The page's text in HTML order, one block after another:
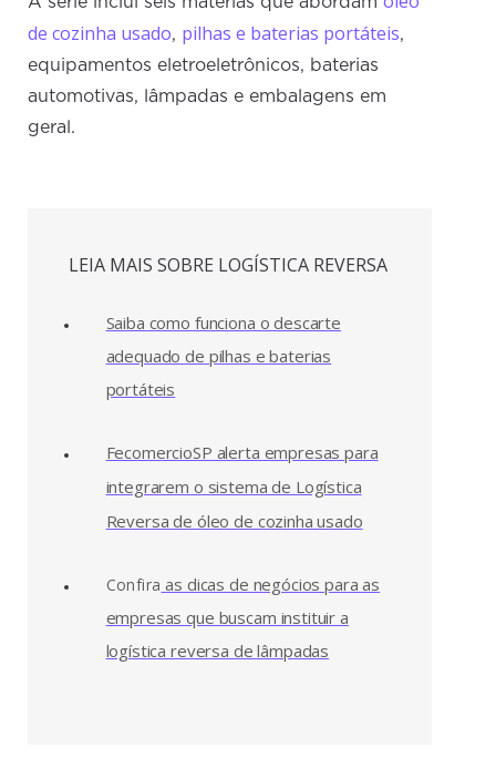
de cozinha usado, pilhas e baterias portáteis,
equipamentos eletroeletrônicos, baterias
automotivas, lâmpadas e embalagens em
geral.
LEIA MAIS SOBRE LOGÍSTICA REVERSA
Saiba como funciona o descarte
adequado de pilhas e baterias
portáteis
FecomercioSP alerta empresas para
integrarem o sistema de Logística
Reversa de óleo de cozinha usado
Confira as dicas de negócios para as
empresas que buscam instituir a
logística reversa de lâmpadas